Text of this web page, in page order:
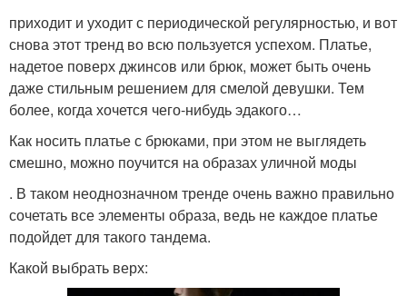
приходит и уходит с периодической регулярностью, и вот
снова этот тренд во всю пользуется успехом. Платье,
надетое поверх джинсов или брюк, может быть очень
даже стильным решением для смелой девушки. Тем
более, когда хочется чего-нибудь эдакого…
Как носить платье с брюками, при этом не выглядеть
смешно, можно поучится на образах уличной моды
. В таком неоднозначном тренде очень важно правильно
сочетать все элементы образа, ведь не каждое платье
подойдет для такого тандема.
Какой выбрать верх: